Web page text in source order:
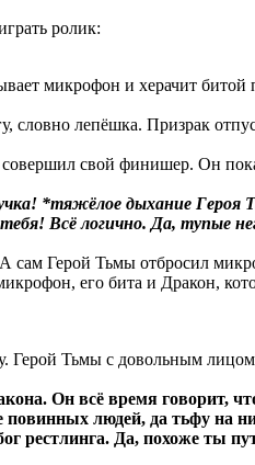
ролик:
микрофон и херачит битой
словно лепёшка. Призрак
совершил свой финишер. Он
*тяжёлое дыхание
Всё логично. Да, тупые
сам Герой Тьмы отбросил
его бита и Дракон,
Герой Тьмы с довольным
Он всё время говорит,
повинных людей, да тьфу
рестлинга. Да, похоже ты